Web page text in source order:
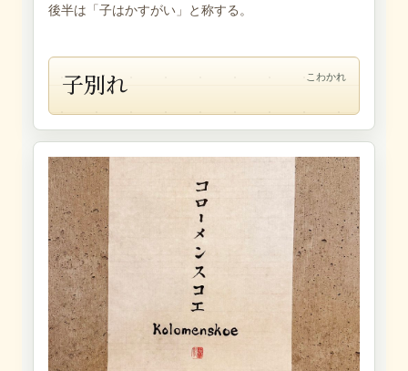
後半は「子はかすがい」と称する。
子別れ こわかれ